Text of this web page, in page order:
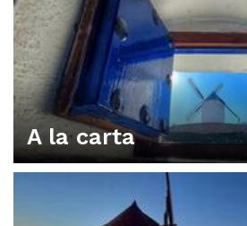
A la carta